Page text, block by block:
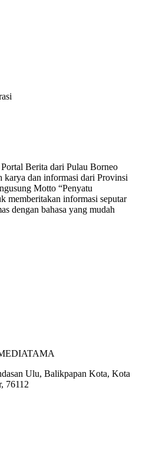
Berita dari Pulau Borneo
karya dan informasi dari Provinsi
Motto “Penyatu
memberitakan informasi seputar
dengan bahasa yang mudah
Ulu, Balikpapan Kota, Kota
76112